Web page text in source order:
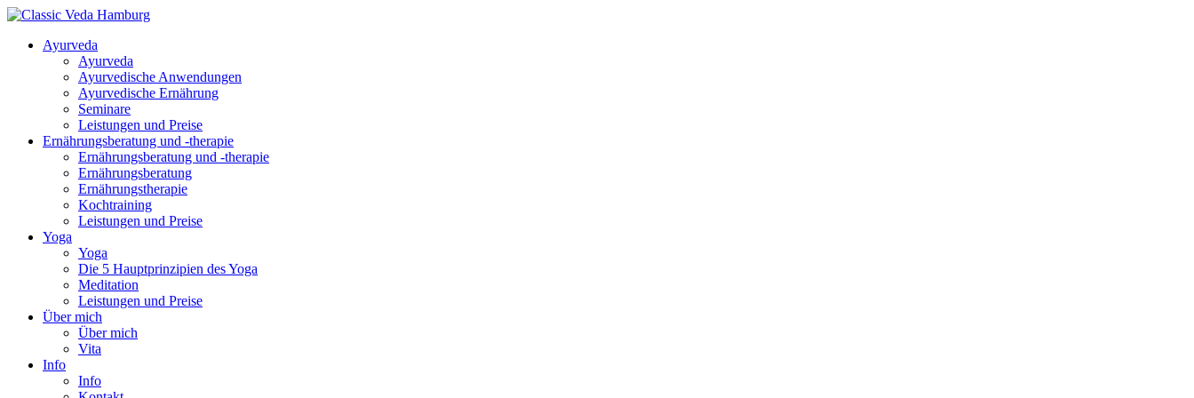
Ayurveda
Ayurveda
Ayurvedische Anwendungen
Ayurvedische Ernährung
Seminare
Leistungen und Preise
Ernährungsberatung und -therapie
Ernährungsberatung und -therapie
Ernährungsberatung
Ernährungstherapie
Kochtraining
Leistungen und Preise
Yoga
Yoga
Die 5 Hauptprinzipien des Yoga
Meditation
Leistungen und Preise
Über mich
Über mich
Vita
Info
Info